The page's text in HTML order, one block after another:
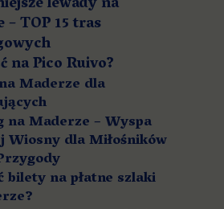
– TOP 15 tras
na Pico Ruivo?
Maderze dla
na Maderze – Wyspa
Wiosny dla Miłośników
bilety na płatne szlaki